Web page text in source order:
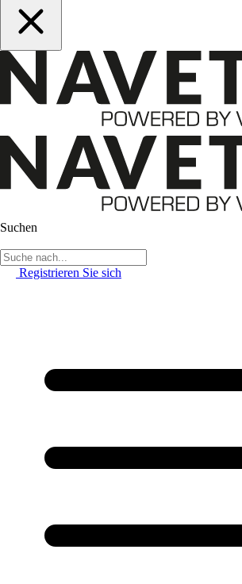
Suchen
Registrieren Sie sich